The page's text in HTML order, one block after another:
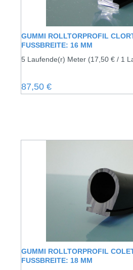
GUMMI ROLLTORPROFIL
FUSSBREITE: 16 MM
5 Laufende(r) Meter (17,50 € / 1
Regulärer Preis:
87,50 €
GUMMI ROLLTORPROFIL
FUSSBREITE: 18 MM